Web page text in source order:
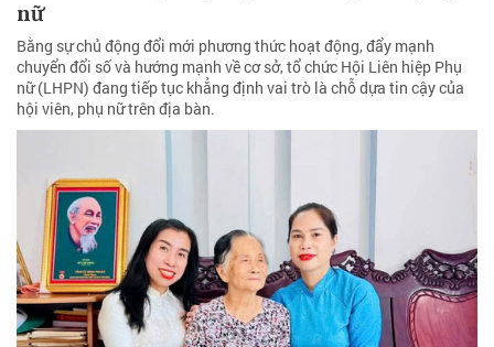
nữ
Bằng sự chủ động đổi mới phương thức hoạt động, đẩy mạnh
chuyển đổi số và hướng mạnh về cơ sở, tổ chức Hội Liên hiệp Phụ
nữ (LHPN) đang tiếp tục khẳng định vai trò là chỗ dựa tin cậy của
hội viên, phụ nữ trên địa bàn.